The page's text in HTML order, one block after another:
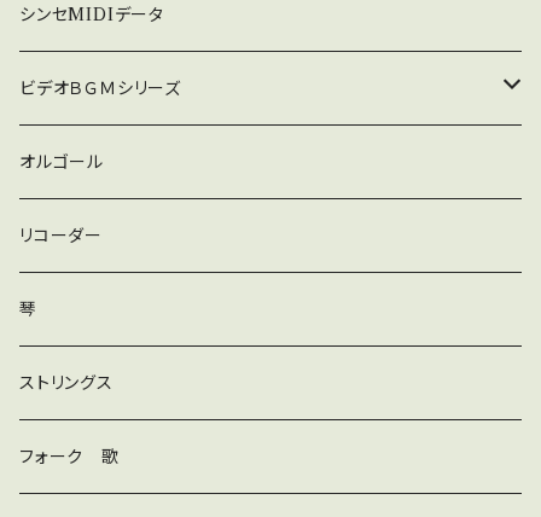
暗い
普通
シンセMIDIデータ
ビデオＢＧＭシリーズ
ロック
ラテン
ダンス
和風
京都
ストリングス
オルゴール
リコーダー
琴
ストリングス
フォーク 歌